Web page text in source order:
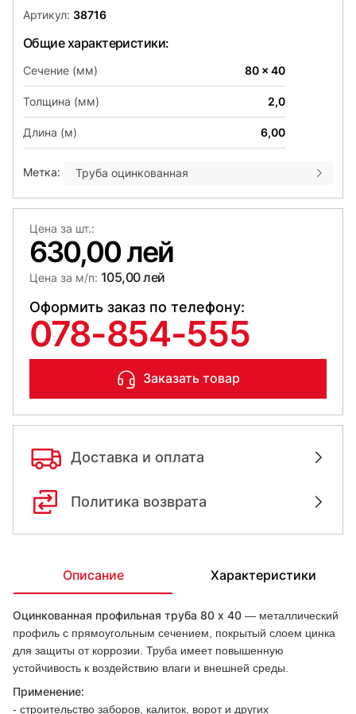
Артикул: 38716
Общие характеристики:
Сечение (мм) 80 x 40
Толщина (мм) 2,0
Длина (м) 6,00
Метка: Труба оцинкованная
Цена за шт.:
630,00 лей
Цена за м/п: 105,00 лей
Оформить заказ по телефону:
078-854-555
Заказать товар
Доставка и оплата
Политика возврата
Описание Характеристики
Оцинкованная профильная труба 80 x 40 — металлический
профиль с прямоугольным сечением, покрытый слоем цинка
для защиты от коррозии. Труба имеет повышенную
устойчивость к воздействию влаги и внешней среды.
Применение:
- строительство заборов, калиток, ворот и других